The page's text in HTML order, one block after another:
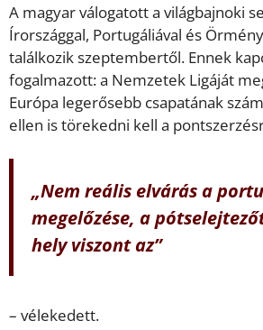
A magyar válogatott a világbajnoki
Írországgal, Portugáliával és
találkozik szeptembertől. Ennek
fogalmazott: a Nemzetek Ligáját
Európa legerősebb csapatának
ellen is törekedni kell a
„Nem reális elvárás a
megelőzése, a
hely viszont az”
– vélekedett.